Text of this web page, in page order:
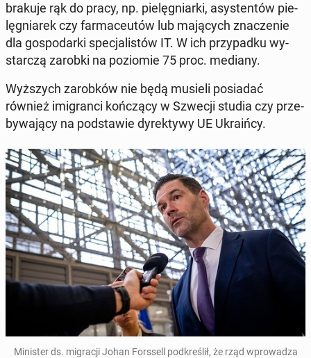
brakuje rąk do pracy, np. pie­lę­gniar­ki, asy­sten­tów pie­
lę­gnia­rek czy far­ma­ceu­tów lub ma­ją­cych zna­cze­nie
dla go­spo­dar­ki spe­cja­li­stów IT. W ich przy­pad­ku wy­
star­czą zarobki na po­zio­mie 75 proc. mediany.
Wyż­szych za­rob­ków nie będą musieli po­sia­dać
również imi­gran­ci koń­czą­cy w Szwecji studia czy prze­
by­wa­ją­cy na pod­sta­wie dy­rek­ty­wy UE Ukra­iń­cy.
Mi­ni­ster ds. mi­gra­cji Johan Fors­sell pod­kre­ślił, że rząd wpro­wa­dza